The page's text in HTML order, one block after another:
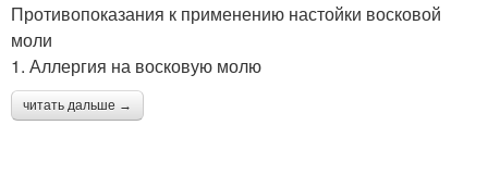
Противопоказания к применению настойки восковой
моли
1. Аллергия на восковую молю
читать дальше →